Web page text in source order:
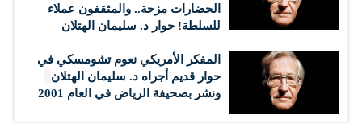
الحضارات مزحة.. والمثقفون عملاء
للسلطة! حوار د. سليمان الهتلان
المفكر الأمريكي نعوم تشومسكي في
حوار قديم أجراه د. سليمان الهتلان
ونشر بصحيفة الرياض في العام 2001